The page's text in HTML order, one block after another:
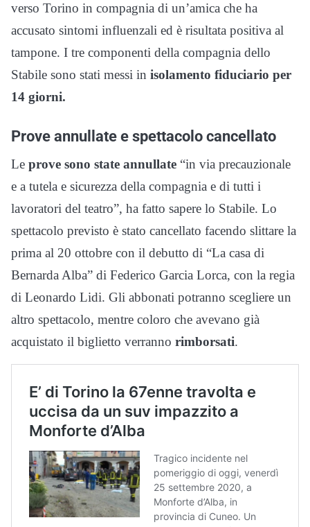
verso Torino in compagnia di un’amica che ha
accusato sintomi influenzali ed è risultata positiva al
tampone. I tre componenti della compagnia dello
Stabile sono stati messi in isolamento fiduciario per
14 giorni.
Prove annullate e spettacolo cancellato
Le prove sono state annullate “in via precauzionale
e a tutela e sicurezza della compagnia e di tutti i
lavoratori del teatro”, ha fatto sapere lo Stabile. Lo
spettacolo previsto è stato cancellato facendo slittare la
prima al 20 ottobre con il debutto di “La casa di
Bernarda Alba” di Federico Garcia Lorca, con la regia
di Leonardo Lidi. Gli abbonati potranno scegliere un
altro spettacolo, mentre coloro che avevano già
acquistato il biglietto verranno rimborsati.